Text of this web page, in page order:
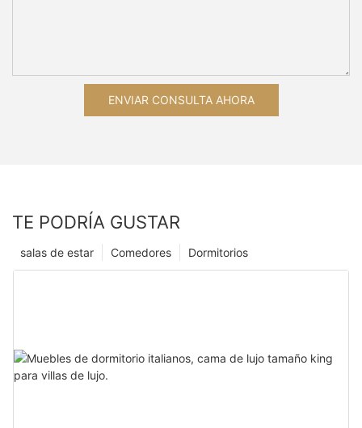
ENVIAR CONSULTA AHORA
TE PODRÍA GUSTAR
Dormitorios
Comedores
salas de estar